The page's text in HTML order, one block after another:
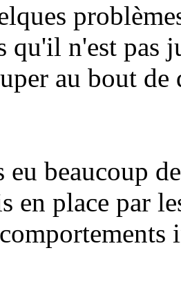
qu'il n'est pas
au bout de
eu beaucoup
en place par